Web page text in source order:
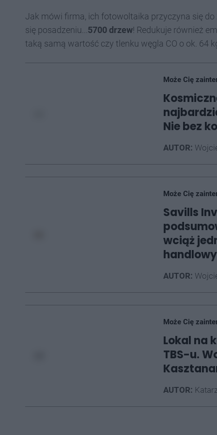
Jak mówi firma, ich fotowoltaika przyczyna się
się posadzeniu... 5700 drzew! Redukuje również
taką samą wartość czy tlenku węgla CO o ok. 64
Może Cię
Nie bez
AUTOR:
Może Cię
Savills
wciąż
AUTOR:
Może Cię
Lokal na
TBS-u.
AUTOR: